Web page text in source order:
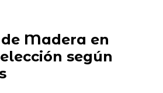
Madera en
según